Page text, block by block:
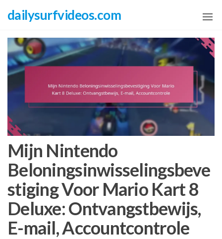
content
dailysurfvideos.com
Mijn Nintendo
Beloningsinwisselingsbeve
stiging Voor Mario Kart 8
Deluxe: Ontvangstbewijs,
E-mail, Accountcontrole